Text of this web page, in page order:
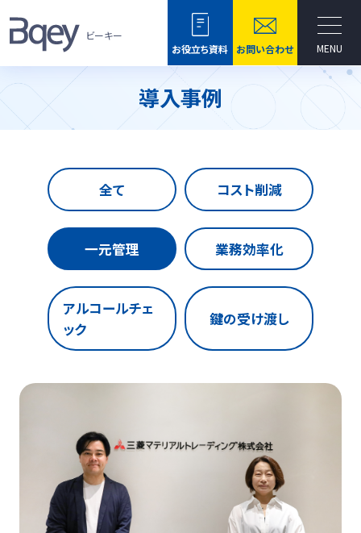
ビーキー
お役立ち資料
お問い合わせ MENU
導入事例
全て コスト削減
一元管理 業務効率化
アルコールチェ
ック
鍵の受け渡し